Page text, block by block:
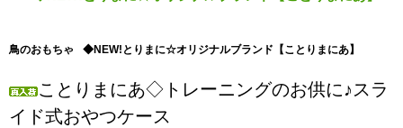
鳥のおもちゃ ◆NEW!とりまに☆オリジナルブランド【ことりまにあ】
ことりまにあ◇トレーニングのお供に♪スラ
イド式おやつケース